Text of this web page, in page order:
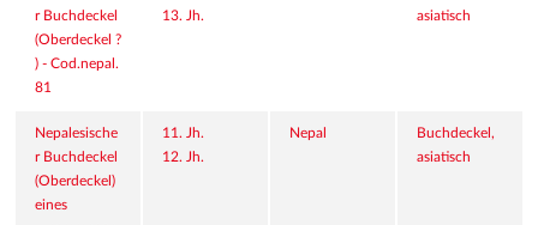
r Buchdeckel
(Oberdeckel ?
) - Cod.nepal.
81
13. Jh.
asiatisch
Nepalesische
r Buchdeckel
(Oberdeckel)
eines
11. Jh.
12. Jh.
Nepal
Buchdeckel,
asiatisch